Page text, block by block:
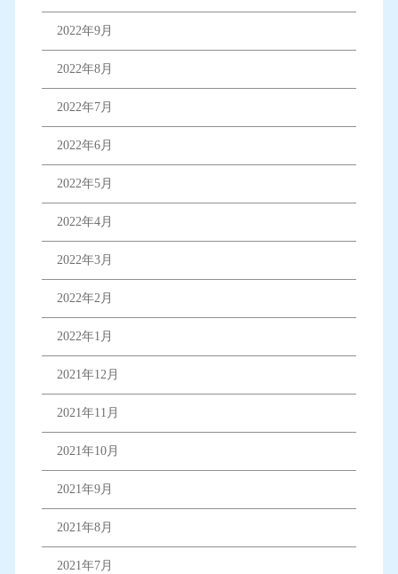
2022年9月
2022年8月
2022年7月
2022年6月
2022年5月
2022年4月
2022年3月
2022年2月
2022年1月
2021年12月
2021年11月
2021年10月
2021年9月
2021年8月
2021年7月